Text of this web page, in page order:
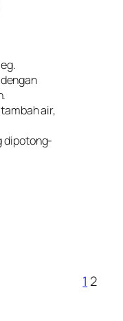
air,
dipotong-
1 2